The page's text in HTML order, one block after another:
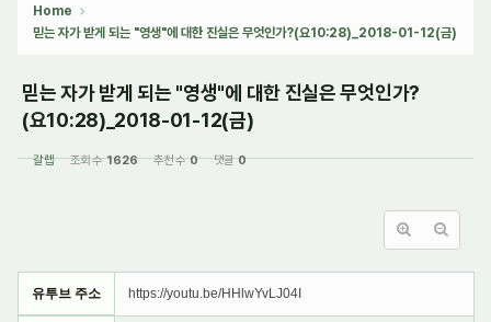
Home
믿는 자가 받게 되는 "영생"에 대한 진실은 무엇인가?(요10:28)_2018-01-12(금)
믿는 자가 받게 되는 "영생"에 대한 진실은 무엇인가?
(요10:28)_2018-01-12(금)
갈렙 조회 수1626 추천 수0 댓글0
유투브 주소 https://youtu.be/HHlwYvLJ04I